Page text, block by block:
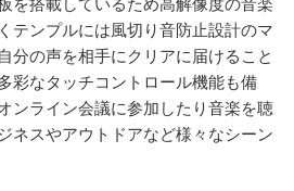
を搭載しているため高解像度の音楽
テンプルには風切り音防止設計のマ
分の声を相手にクリアに届けること
彩なタッチコントロール機能も備
ンライン会議に参加したり音楽を聴
ネスやアウトドアなど様々なシーン